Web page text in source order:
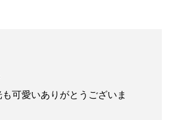
可愛いありがとうございま